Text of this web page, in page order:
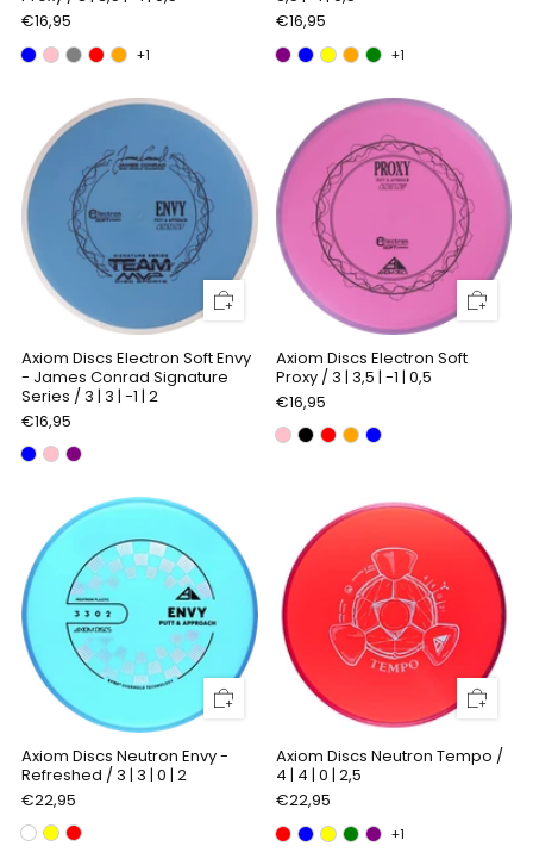
€16,95
+1
€16,95
+1
Axiom Discs Electron Soft Envy
- James Conrad Signature
Series / 3 | 3 | -1 | 2
€16,95
Axiom Discs Electron Soft
Proxy / 3 | 3,5 | -1 | 0,5
€16,95
Axiom Discs Neutron Envy -
Refreshed / 3 | 3 | 0 | 2
€22,95
Axiom Discs Neutron Tempo /
4 | 4 | 0 | 2,5
€22,95
+1